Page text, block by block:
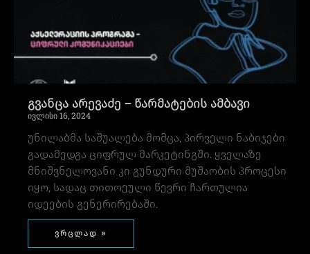
გვანცა არევაძე – წარმატების ამბავი
ივლისი 16, 2024
უნილაბმა საშუალება მომცა, პირველი ნაბიჯები
გადამედგა ციფრულ მარკეტინგში. ყველაზე
მნიშვნელოვანი კი გუნდური მუშაობის პროცესი
იყო, სადაც თითოეული წევრი ჩართულია
იდეების გენერირებაში.
ვრცლად »